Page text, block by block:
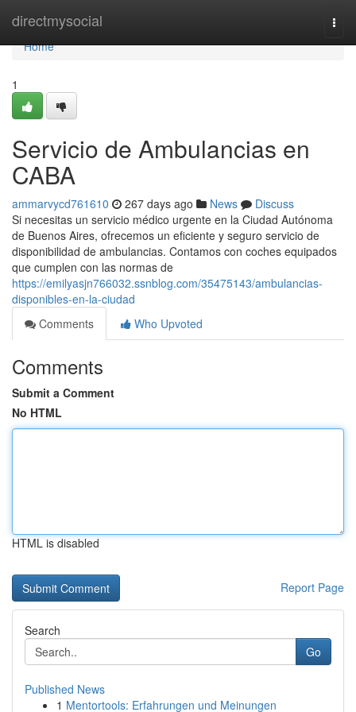
directmysocial
Home
Home
1
Servicio de Ambulancias en
CABA
ammarvycd761610 267 days ago News
Discuss
Si necesitas un servicio médico urgente en la Ciudad Autónoma
de Buenos Aires, ofrecemos un eficiente y seguro servicio de
disponibilidad de ambulancias. Contamos con coches equipados
que cumplen con las normas de
https://emilyasjn766032.ssnblog.com/35475143/ambulancias-
disponibles-en-la-ciudad
Comments
Who Upvoted
Comments
Submit a Comment
No HTML
HTML is disabled
Report Page
Search
Go
Published News
1 Mentortools: Erfahrungen und Meinungen